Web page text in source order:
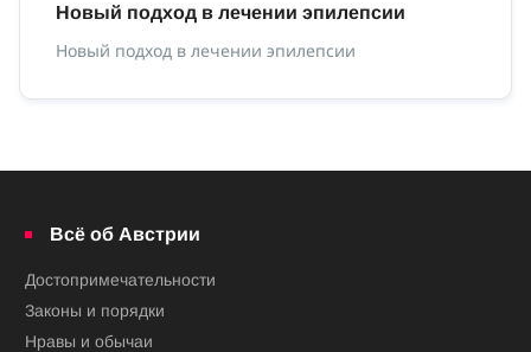
Новый подход в лечении эпилепсии
Новый подход в лечении эпилепсии
Всё об Австрии
Достопримечательности
Законы и порядки
Нравы и обычаи